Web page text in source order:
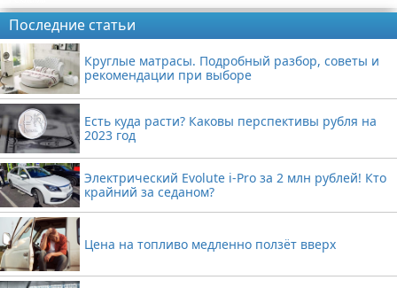
Последние статьи
Круглые матрасы. Подробный разбор, советы и
рекомендации при выборе
Есть куда расти? Каковы перспективы рубля на
2023 год
Электрический Evolute i-Pro за 2 млн рублей! Кто
крайний за седаном?
Цена на топливо медленно ползёт вверх